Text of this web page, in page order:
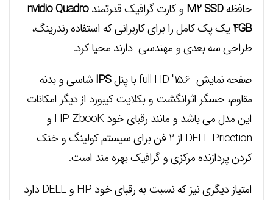
حافظهM2 SSD و کارت گرافیک قدرتمندnvidio Quadro
4GBیک پک کامل را برای کاربرانی که استفاده رندرینگ،
طراحی سه بعدی و مهندسی دارند محیا کرد.
صفحه نمایش 15.6″ full HD با پنل
IPS شاسی و بدنه
مقاوم، حسگر اثرانگشت و بکلایت کیبورد از دیگر امکانات
این مدل می باشد و مانند رقبای خود HP ZbooK و
DELL Pricetion از 2 فن برای سیستم کولینگ و خنک
کردن پردازنده مرکزی و گرافیک بهره مند است.
امتیاز دیگری نیز که نسبت به رقبای خود HP و DELL دارد